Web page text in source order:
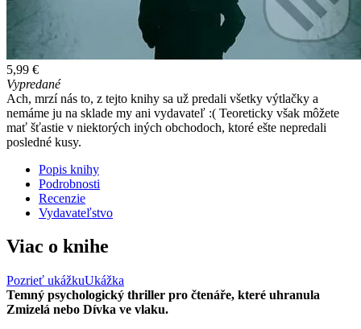
5,99 €
Vypredané
Ach, mrzí nás to, z tejto knihy sa už predali všetky výtlačky a
nemáme ju na sklade my ani vydavateľ :( Teoreticky však môžete
mať šťastie v niektorých iných obchodoch, ktoré ešte nepredali
posledné kusy.
Popis knihy
Podrobnosti
Recenzie
Vydavateľstvo
Viac o knihe
Pozrieť ukážkuUkážka
Temný psychologický thriller pro čtenáře, které uhranula
Zmizelá nebo Dívka ve vlaku.